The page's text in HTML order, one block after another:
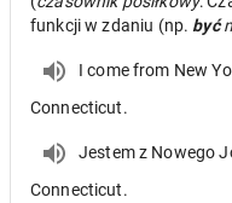
funkcji w zdaniu (np. być
I come from New
Connecticut.
Jestem z Nowego
Connecticut.